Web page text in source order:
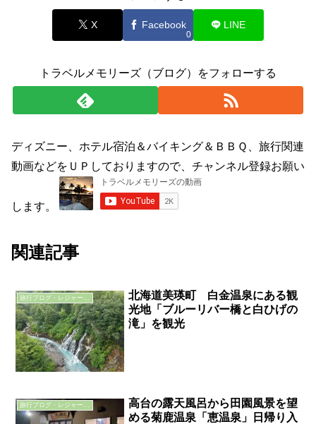
X Facebook
0
LINE
トラベルメモリーズ（ブログ）をフォローする
ディズニー、ホテル宿泊＆バイキング＆ＢＢＱ、旅行関連
動画などをＵＰしておりますので、チャンネル登録お願い
します。
関連記事
北海道美瑛町 白金温泉にある観
光地「ブルーリバー橋と白ひげの
滝」を観光
高台の露天風呂から田園風景を望
める菊鹿温泉「恵温泉」日帰り入